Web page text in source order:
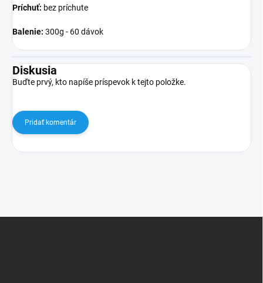
Príchuť: bez príchute
Balenie: 300g - 60 dávok
Diskusia
Buďte prvý, kto napíše príspevok k tejto položke.
Pridať komentár